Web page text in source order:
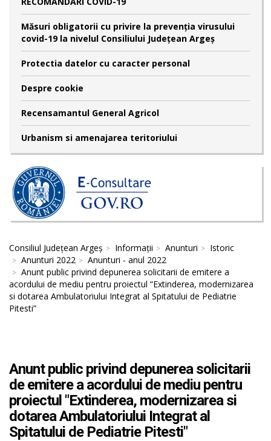
Măsuri obligatorii cu privire la prevenția virusului
covid-19 la nivelul Consiliului Județean Argeș
Protectia datelor cu caracter personal
Despre cookie
Recensamantul General Agricol
Urbanism si amenajarea teritoriului
Consiliul Județean Argeș Informații Anunturi
Istoric
Anunturi 2022
Anunturi - anul 2022
Anunt public privind depunerea solicitarii de emitere a
acordului de mediu pentru proiectul “Extinderea, modernizarea
si dotarea Ambulatoriului Integrat al Spitatului de Pediatrie
Pitesti”
Anunt public privind depunerea solicitarii
de emitere a acordului de mediu pentru
proiectul "Extinderea, modernizarea si
dotarea Ambulatoriului Integrat al
Spitatului de Pediatrie Pitesti"